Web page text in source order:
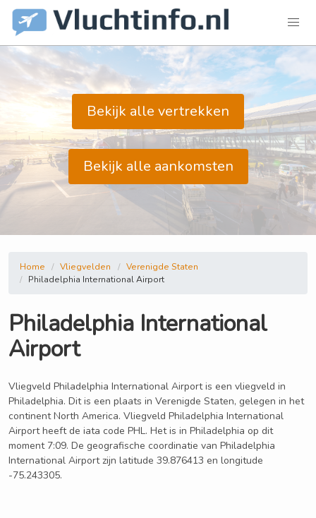
Bekijk alle vertrekken
Bekijk alle aankomsten
Home Vliegvelden
Verenigde Staten
Philadelphia International Airport
Philadelphia International
Airport
Vliegveld Philadelphia International Airport is een vliegveld in
Philadelphia. Dit is een plaats in Verenigde Staten, gelegen in het
continent North America. Vliegveld Philadelphia International
Airport heeft de iata code PHL. Het is in Philadelphia op dit
moment 7:09. De geografische coordinatie van Philadelphia
International Airport zijn latitude 39.876413 en longitude
-75.243305.